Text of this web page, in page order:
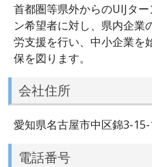
首都圏等県外からのUIJタ
ン希望者に対し、県内企業
労支援を行い、中小企業を
保を図ります。
会社住所
愛知県名古屋市中区錦3-
電話番号